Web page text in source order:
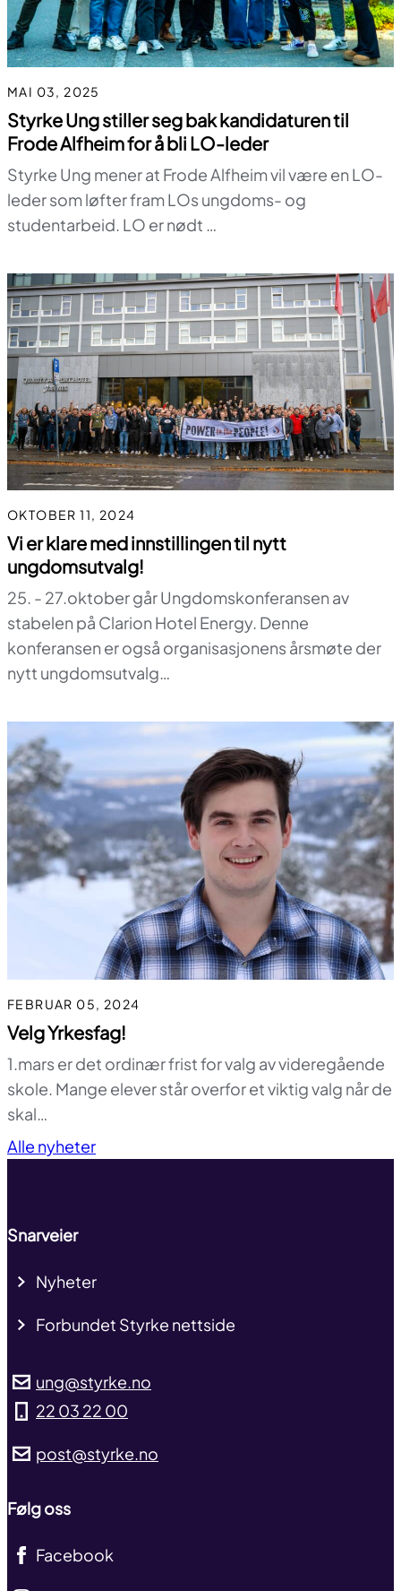
MAI 03, 2025
Styrke Ung stiller seg bak kandidaturen til
Frode Alfheim for å bli LO-leder
Styrke Ung mener at Frode Alfheim vil være en LO-
leder som løfter fram LOs ungdoms- og
studentarbeid. LO er nødt …
OKTOBER 11, 2024
Vi er klare med innstillingen til nytt
ungdomsutvalg!
25. - 27.oktober går Ungdomskonferansen av
stabelen på Clarion Hotel Energy. Denne
konferansen er også organisasjonens årsmøte der
nytt ungdomsutvalg…
FEBRUAR 05, 2024
Velg Yrkesfag!
1.mars er det ordinær frist for valg av videregående
skole. Mange elever står overfor et viktig valg når de
skal…
Alle nyheter
Snarveier
Nyheter
Forbundet Styrke nettside
ung@styrke.no
22 03 22 00
post@styrke.no
Følg oss
Facebook